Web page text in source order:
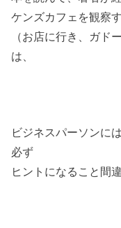
ケンズカフェを観察
（お店に行き、ガド
は、
ビジネスパーソンには
必ず
ヒントになること間